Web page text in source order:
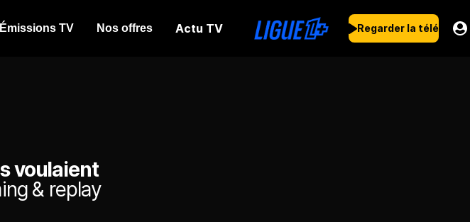
Émissions TV Nos offres Actu TV Regarder la télé
voulaient
& replay